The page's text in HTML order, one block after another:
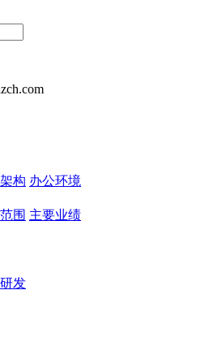
构 办公环境
围 主要业绩
发